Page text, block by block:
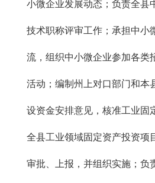
小微企业发展动态；负责全县
技术职称评审工作；承担中小
流，组织中小微企业参加各类
活动；编制州上对口部门和本
设资金安排意见，核准工业固
全县工业领域固定资产投资项
审批、上报，并组织实施；负